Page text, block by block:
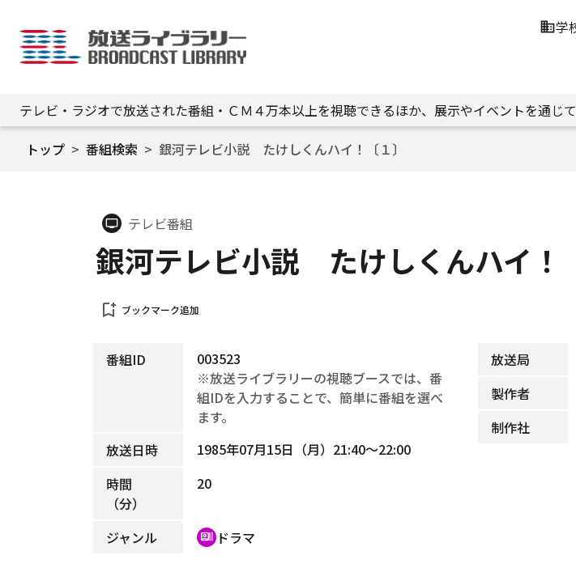
business学
テレビ・ラジオで放送された番組・ＣＭ４万本以上を視聴できるほか、展示やイベントを通じ
トップ 番組検索 銀河テレビ小説 たけしくんハイ！〔１〕
tv テレビ番組
銀河テレビ小説 たけしくんハイ！
bookmark_add ブックマーク追加
番組ID
003523
※放送ライブラリーの視聴ブースでは、番
組IDを入力することで、簡単に番組を選べ
ます。
放送日時
1985年07月15日（月）21:40～22:00
時間
（分）
20
ジャンル recent_actors ドラマ
放送局
製作者
制作社